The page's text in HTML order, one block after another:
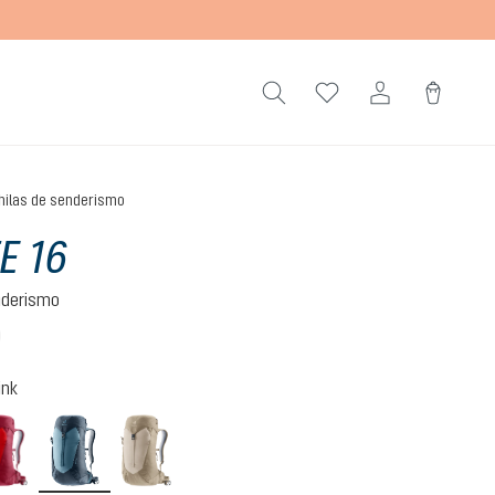
de senderismo
16
cherry-masalaatlantic-ink